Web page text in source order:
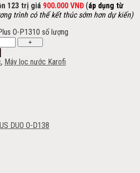
123 trị giá 900.000 VNĐ (áp dụng từ
trình có thể kết thúc sớm hơn dự kiến)
O-P1310 số lượng
, Máy lọc nước Karofi